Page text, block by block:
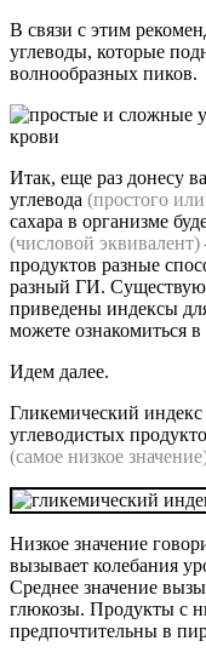
В связи с этим
углеводы, которые
волнообразных пиков.
Итак, еще раз донесу
углевода (простого
сахара в организме
(числовой эквивалент)
продуктов разные
разный ГИ.
приведены индексы
можете ознакомиться
Идем далее.
Гликемический индекс
углеводистых
(самое низкое
Низкое значение
вызывает колебания
Среднее значение
глюкозы. Продукты с
предпочтительны в